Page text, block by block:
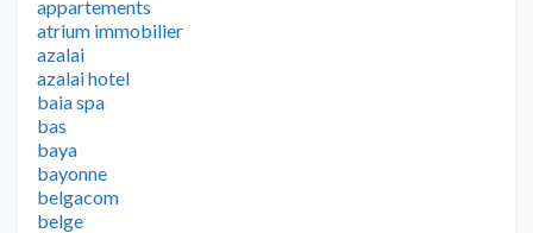
appartements
atrium immobilier
azalai
azalai hotel
baia spa
bas
baya
bayonne
belgacom
belge